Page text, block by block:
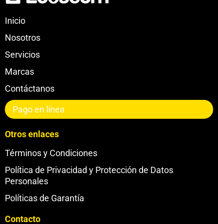
Inicio
Nosotros
Servicios
Marcas
Contáctanos
Pago en línea
Otros enlaces
Términos y Condiciones
Política de Privacidad y Protección de Datos
Personales
Políticas de Garantía
Contacto